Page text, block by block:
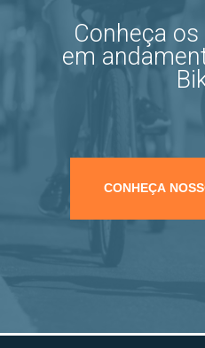
Conheça
em
CONHEÇA